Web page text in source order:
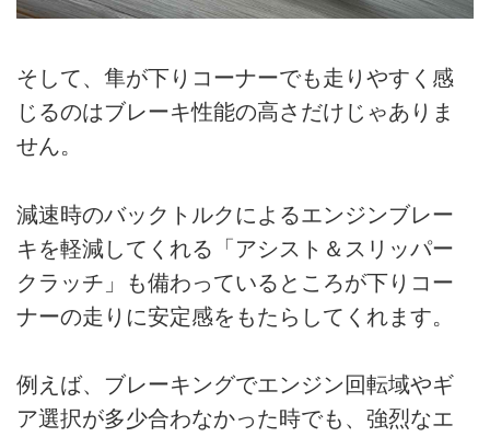
そして、隼が下りコーナーでも走りやすく感
じるのはブレーキ性能の高さだけじゃありま
せん。
減速時のバックトルクによるエンジンブレー
キを軽減してくれる「アシスト＆スリッパー
クラッチ」も備わっているところが下りコー
ナーの走りに安定感をもたらしてくれます。
例えば、ブレーキングでエンジン回転域やギ
ア選択が多少合わなかった時でも、強烈なエ